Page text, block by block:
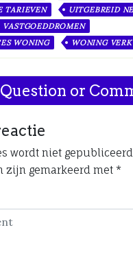
TARIEVEN
UITGEBREID
VASTGOEDDROMEN
WONING
WONING
or
wordt niet
zijn gemarkeerd met *